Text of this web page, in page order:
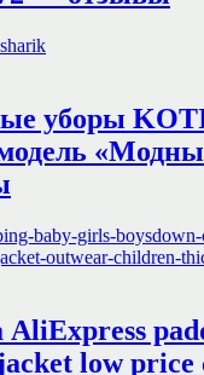
уборы
AliExpress
low price